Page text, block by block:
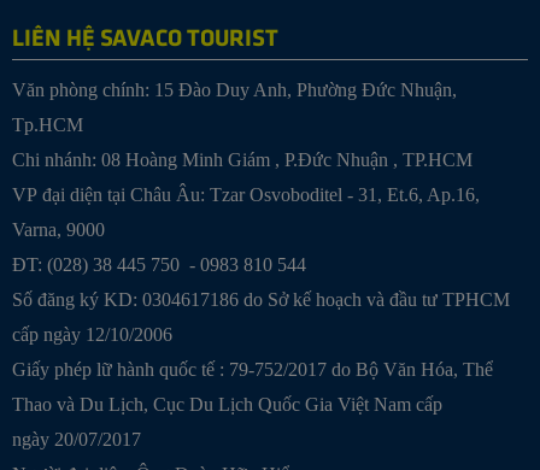
LIÊN HỆ SAVACO TOURIST
Văn phòng chính: 15 Đào Duy Anh, Phường Đức Nhuận,
Tp.HCM
Chi nhánh: 08 Hoàng Minh Giám , P.Đức Nhuận , TP.HCM
VP đại diện tại Châu Âu: Tzar Osvoboditel - 31, Et.6, Ap.16,
Varna, 9000
ĐT: (028) 38 445 750 - 0983 810 544
Số đăng ký KD: 0304617186 do Sở kế hoạch và đầu tư TPHCM
cấp ngày 12/10/2006
Giấy phép lữ hành quốc tế : 79-752/2017 do Bộ Văn Hóa, Thể
Thao và Du Lịch, Cục Du Lịch Quốc Gia Việt Nam cấp
ngày 20/07/2017